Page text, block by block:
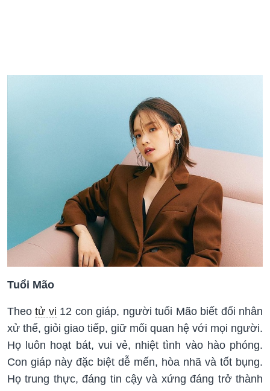
Tuổi Mão
Theotử vi 12 con giáp, người tuổi Mão biết đối nhân
xử thế, giỏi giao tiếp, giữ mối quan hệ với mọi người.
Họ luôn hoạt bát, vui vẻ, nhiệt tình vào hào phóng.
Con giáp này đặc biệt dễ mến, hòa nhã và tốt bụng.
Họ trung thực, đáng tin cậy và xứng đáng trở thành